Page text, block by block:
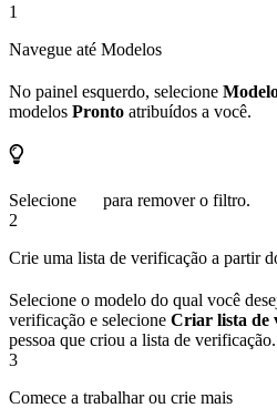
1
Navegue até Modelos
No painel esquerdo, selecione
modelos Pronto atribuídos a você.
Selecione
para remover o filtro.
2
Crie uma lista de verificação a partir
Selecione o modelo do qual você
verificação e selecione Criar lista de
pessoa que criou a lista de verificação.
3
Comece a trabalhar ou crie mais